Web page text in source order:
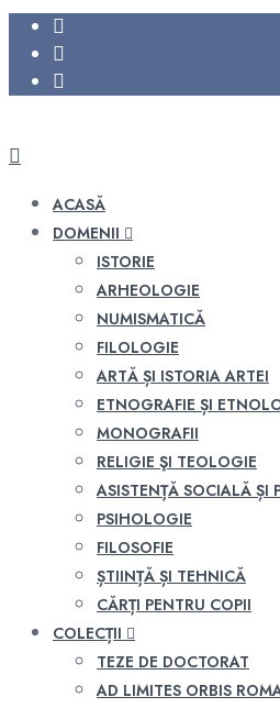
ACASĂ
DOMENII
ISTORIE
ARHEOLOGIE
NUMISMATICĂ
FILOLOGIE
ARTĂ ȘI ISTORIA ARTEI
ETNOGRAFIE ȘI
MONOGRAFII
RELIGIE ŞI TEOLOGIE
ASISTENȚĂ SOCIALĂ ȘI
PSIHOLOGIE
FILOSOFIE
ȘTIINȚĂ ȘI TEHNICĂ
CĂRȚI PENTRU COPII
COLECȚII
TEZE DE DOCTORAT
AD LIMITES ORBIS